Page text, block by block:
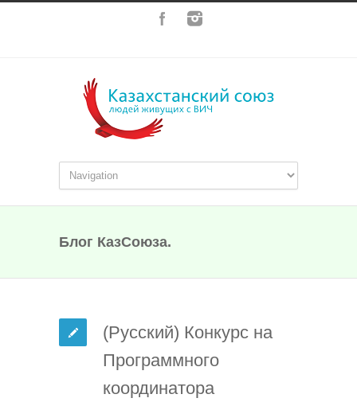
Блог КазСоюза.
(Русский) Конкурс на
Программного
координатора